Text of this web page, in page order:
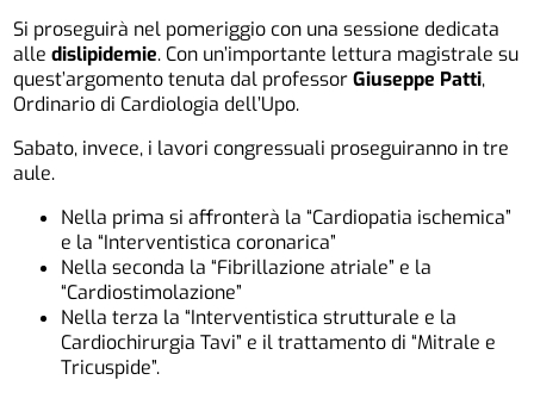
Si proseguirà nel pomeriggio con una sessione dedicata
alledislipidemie. Con un’importante lettura magistrale su
quest’argomento tenuta dal professorGiuseppe Patti,
Ordinario di Cardiologia dell’Upo.
Sabato, invece, i lavori congressuali proseguiranno in tre
aule.
Nella prima si affronterà la “Cardiopatia ischemica”
e la “Interventistica coronarica”
Nella seconda la “Fibrillazione atriale” e la
“Cardiostimolazione”
Nella terza la “Interventistica strutturale e la
Cardiochirurgia Tavi” e il trattamento di “Mitrale e
Tricuspide”.